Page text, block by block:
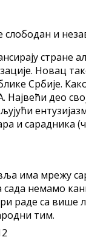
и
стране
Новац
Србије.
део
и сарадника
има мрежу
сада немамо
раде са више
тим.